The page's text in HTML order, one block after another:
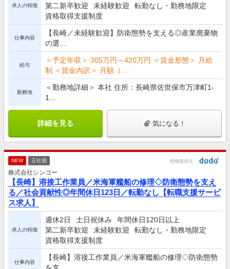
求人の特徴
第二新卒歓迎
未経験歓迎
転勤なし・勤務地限定
資格取得支援制度
仕事内容
【長崎／未経験歓迎】防衛態勢を支える◎産業廃棄物
の選...
給与
＜予定年収＞ 305万円～420万円 ＜賃金形態＞ 月給
制 ＜賃金内訳＞ 月額（...
勤務地
＜勤務地詳細＞ 本社 住所：長崎県佐世保市万津町1-
1...
詳細を見る 気になる！
NEW 正社員 情報提供元
株式会社シンコー
【長崎】溶接工作業員／米海軍艦船の修理◇防衛態勢を支え
る／社会貢献性◎年間休日123日／転勤なし【転職支援サービ
ス求人】
求人の特徴
週休2日 土日祝休み
年間休日120日以上
第二新卒歓迎
未経験歓迎
転勤なし・勤務地限定
資格取得支援制度
仕事内容
【長崎】溶接工作業員／米海軍艦船の修理◇防衛態勢
を支...